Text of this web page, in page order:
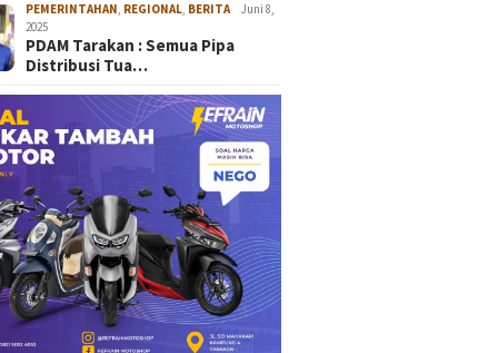
PEMERINTAHAN, REGIONAL, BERITA
Juni 8,
2025
PDAM Tarakan : Semua Pipa
Distribusi Tua…